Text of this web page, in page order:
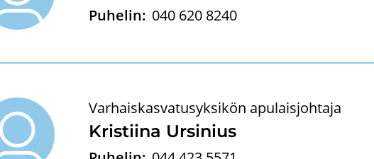
Puhelin: 040 620 8240
Kris­tii­na Ur­si­nius
Varhaiskasvatusyksikön apulaisjohtaja